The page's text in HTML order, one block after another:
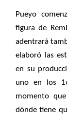
Pueyo
figura de
adentrará
elaboró las
en su
uno en los
momento
dónde tiene